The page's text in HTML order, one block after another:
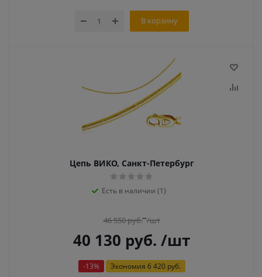
В корзину
Цепь ВИКО, Санкт-Петербург
Есть в наличии (1)
46 550руб. /шт
40 130 руб. /шт
-13% Экономия 6 420 руб.